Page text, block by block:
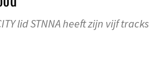
lid STNNA heeft zijn vijf tracks